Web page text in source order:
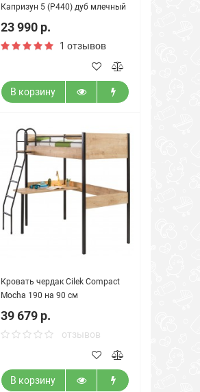
Капризун 5 (Р440) дуб млечный
23 990 р.
1 отзывов
В корзину
Кровать чердак Cilek Compact
Mocha 190 на 90 см
39 679 р.
отзывов
В корзину